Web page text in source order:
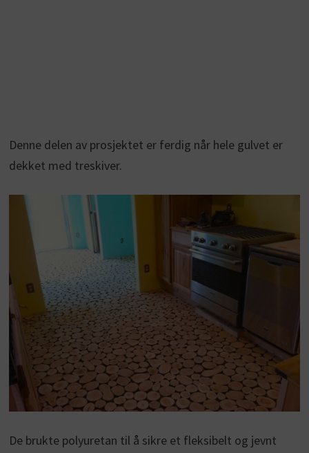
Denne delen av prosjektet er ferdig når hele gulvet er
dekket med treskiver.
De brukte polyuretan til å sikre et fleksibelt og jevnt